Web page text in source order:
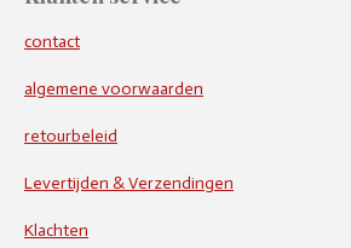
contact
algemene voorwaarden
retourbeleid
Levertijden & Verzendingen
Klachten